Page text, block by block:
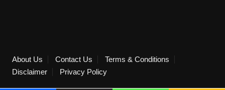
About Us Contact Us
Terms & Conditions
Disclaimer
Privacy Policy